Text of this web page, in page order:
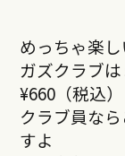
めっちゃ楽
ガズクラブ
¥660（税込）
クラブ員な
すよ